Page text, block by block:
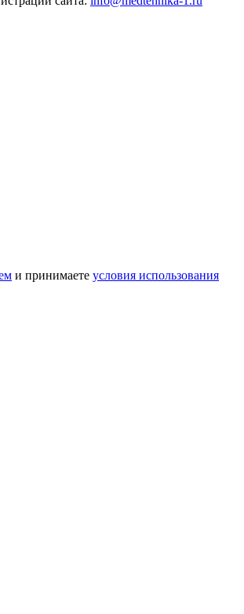
и принимаете условия использования